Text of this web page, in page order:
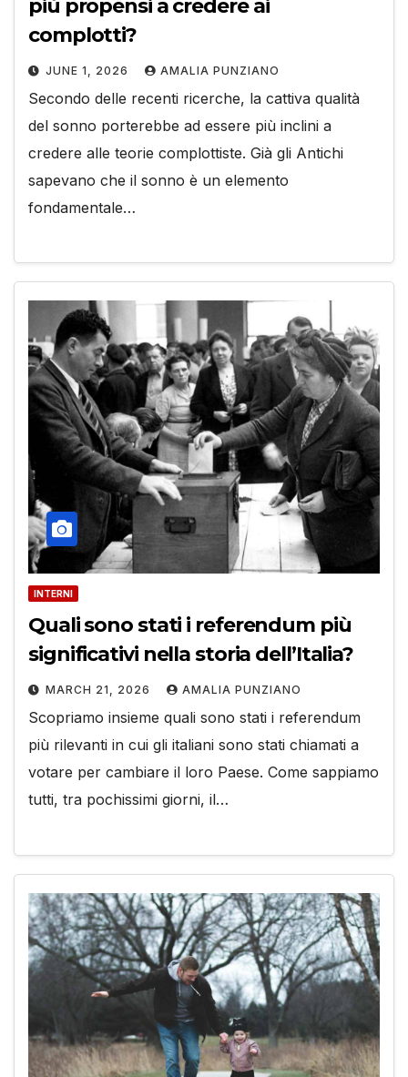
più propensi a credere ai
complotti?
JUNE 1, 2026 AMALIA PUNZIANO
Secondo delle recenti ricerche, la cattiva qualità
del sonno porterebbe ad essere più inclini a
credere alle teorie complottiste. Già gli Antichi
sapevano che il sonno è un elemento
fondamentale…
INTERNI
Quali sono stati i referendum più
significativi nella storia dell’Italia?
MARCH 21, 2026 AMALIA PUNZIANO
Scopriamo insieme quali sono stati i referendum
più rilevanti in cui gli italiani sono stati chiamati a
votare per cambiare il loro Paese. Come sappiamo
tutti, tra pochissimi giorni, il…